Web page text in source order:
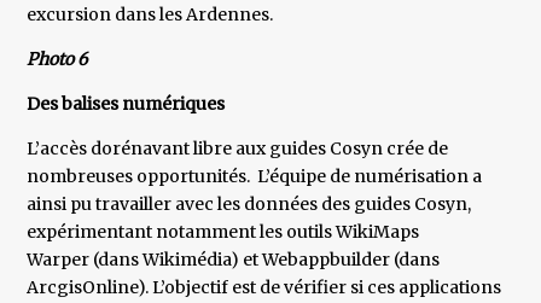
excursion dans les Ardennes.
Photo 6
Des balises numériques
L’accès dorénavant libre aux guides Cosyn crée de
nombreuses opportunités. L’équipe de numérisation a
ainsi pu travailler avec les données des guides Cosyn,
expérimentant notamment les outils WikiMaps
Warper (dans Wikimédia) et Webappbuilder (dans
ArcgisOnline). L’objectif est de vérifier si ces applications